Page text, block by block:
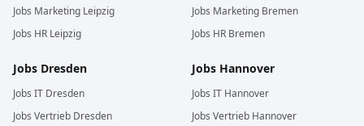
Jobs Marketing Leipzig
Jobs HR Leipzig
Jobs Marketing Bremen
Jobs HR Bremen
Jobs Dresden
Jobs IT Dresden
Jobs Vertrieb Dresden
Jobs Hannover
Jobs IT Hannover
Jobs Vertrieb Hannover